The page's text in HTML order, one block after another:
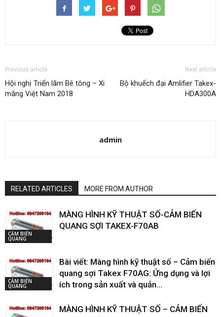
Previous article
Hội nghị Triển lãm Bê tông – Xi
măng Việt Nam 2018
Next article
Bộ khuếch đại Amlifier Takex-
HDA300A
admin
RELATED ARTICLES MORE FROM AUTHOR
CẢM BIẾN
QUANG
MÀNG HÌNH KỸ THUẬT SỐ-CẢM BIẾN
QUANG SỢI TAKEX-F70AB
CẢM BIẾN
QUANG
Bài viết: Màng hình kỹ thuật số – Cảm biến
quang sợi Takex F70AG: Ứng dụng và lợi
ích trong sản xuất và quản...
MÀNG HÌNH KỸ THUẬT SỐ – CẢM BIẾN